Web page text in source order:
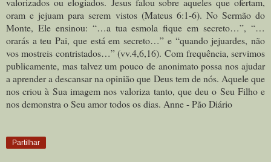
oram e jejuam para serem vistos (Mateus 6:1-6). No Sermão do
Monte, Ele ensinou: “…a tua esmola fique em secreto…”, “…
orarás a teu Pai, que está em secreto…” e “quando jejuardes, não
vos mostreis contristados…” (vv.4,6,16).Com frequência, servimos
publicamente, mas talvez um pouco de anonimato possa nos ajudar
a aprender a descansar na opinião que Deus tem de nós. Aquele que
nos criou à Sua imagem nos valoriza tanto, que deu o Seu Filho e
nos demonstra o Seu amor todos os dias. Anne - Pão Diário
Partilhar